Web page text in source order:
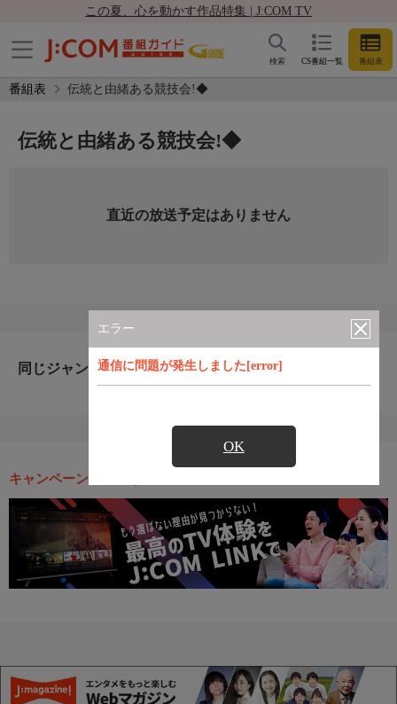
この夏、心を動かす作品特集 | J:COM TV
CS番組一覧 番組表
検索
番組表 伝統と由緒ある競技会!◆
エラー
通信に問題が発生しました[error]
OK
伝統と由緒ある競技会!◆
直近の放送予定はありません
同じジャンルのおすすめ番組
キャンペーン・お得な情報